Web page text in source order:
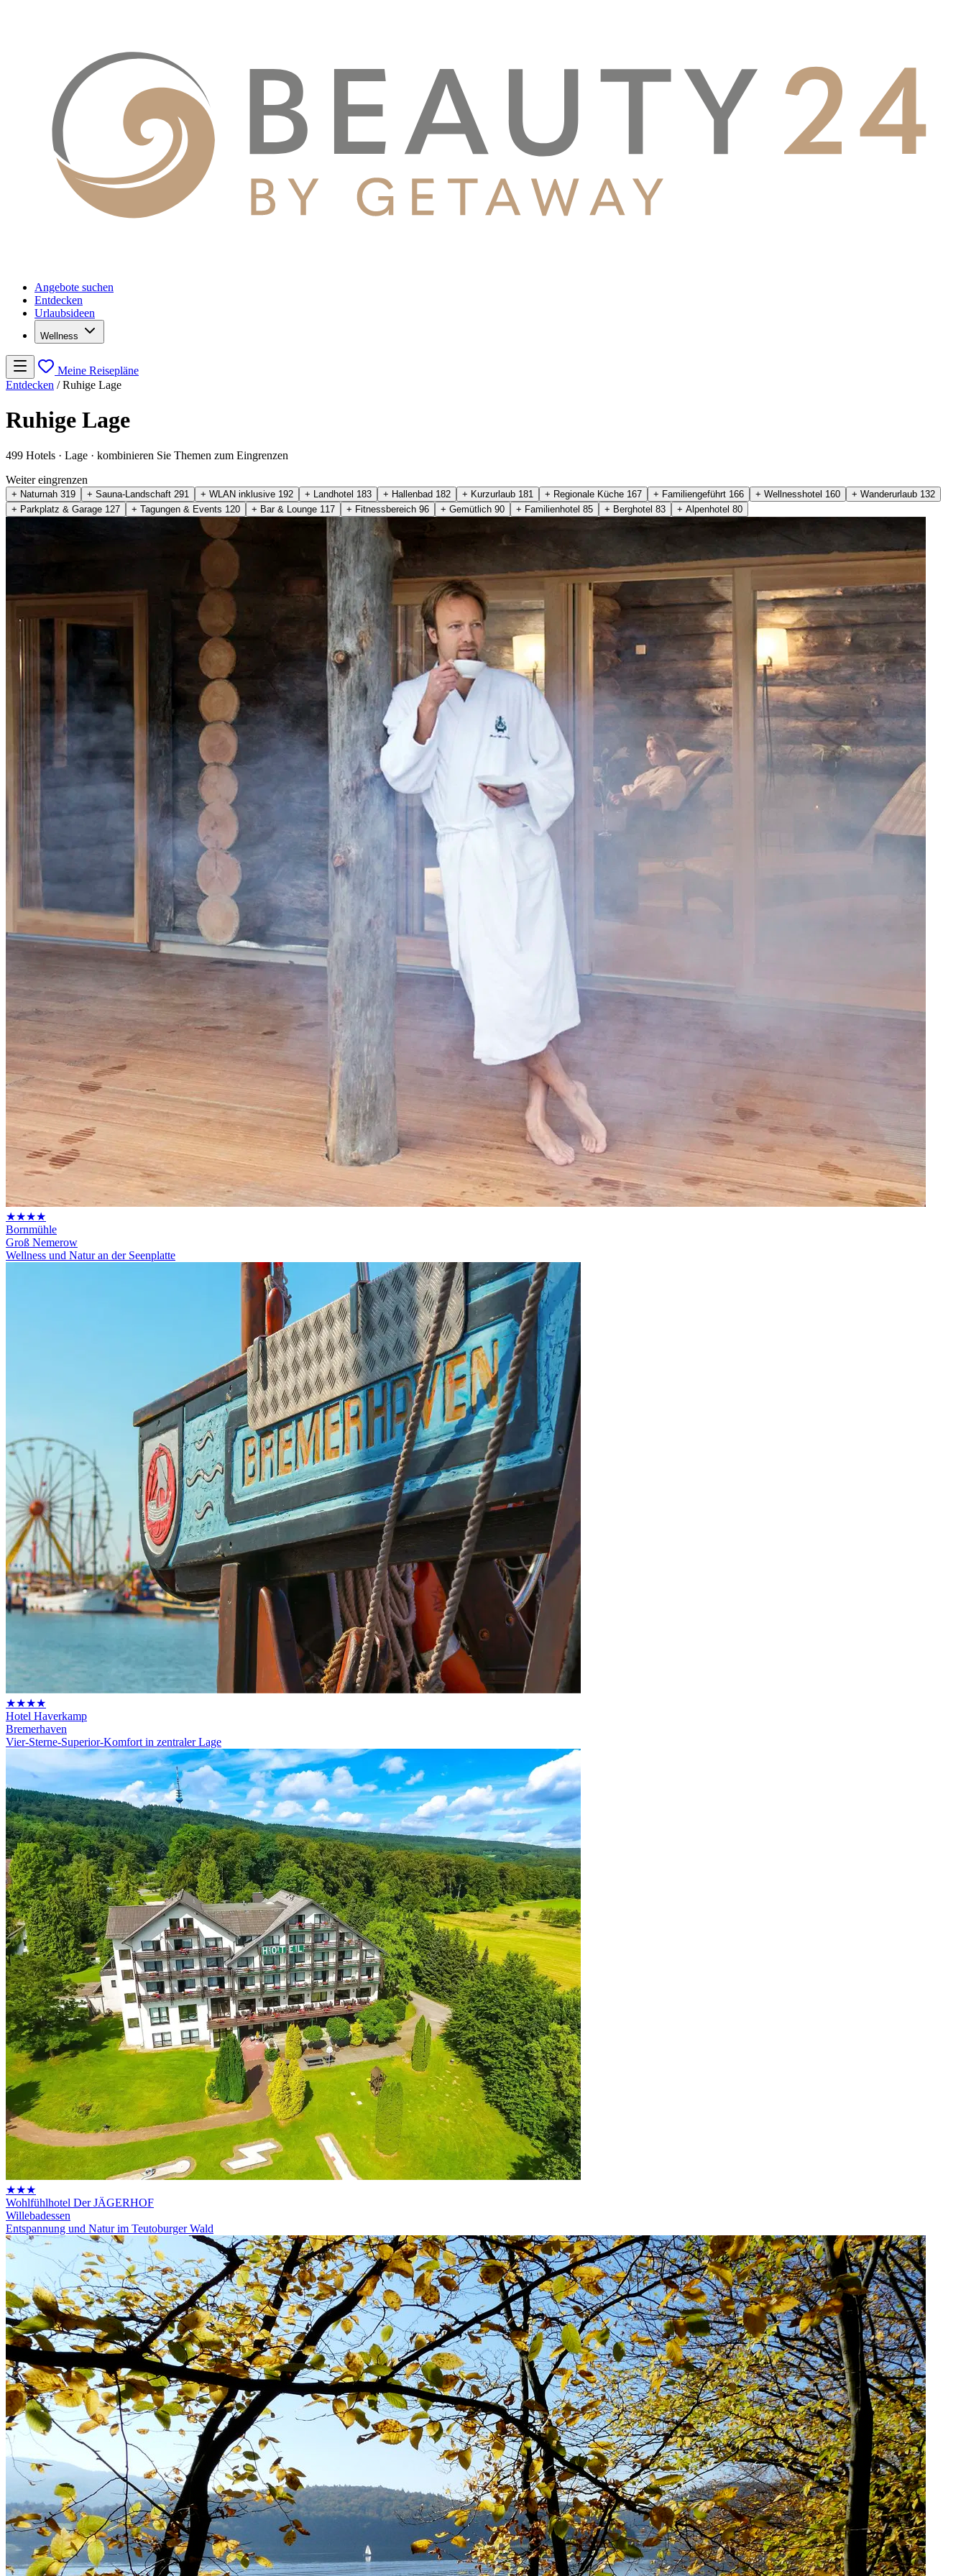
Angebote suchen
Entdecken
Urlaubsideen
Wellness
Meine Reisepläne
Entdecken / Ruhige Lage
Ruhige Lage
499 Hotels · Lage · kombinieren Sie Themen zum Eingrenzen
Weiter eingrenzen
+ Naturnah 319 + Sauna-Landschaft 291 + WLAN inklusive 192 + Landhotel 183 + Hallenbad 182 + Kurzurlaub 181 + Regionale Küche 167 + Familiengeführt 166 + Wellnesshotel 160 + Wanderurlaub 132
+ Parkplatz & Garage 127 + Tagungen & Events 120 + Bar & Lounge 117 + Fitnessbereich 96 + Gemütlich 90 + Familienhotel 85 + Berghotel 83 + Alpenhotel 80
★★★★
Bornmühle
Groß Nemerow
Wellness und Natur an der Seenplatte
★★★★
Hotel Haverkamp
Bremerhaven
Vier-Sterne-Superior-Komfort in zentraler Lage
★★★
Wohlfühlhotel Der JÄGERHOF
Willebadessen
Entspannung und Natur im Teutoburger Wald